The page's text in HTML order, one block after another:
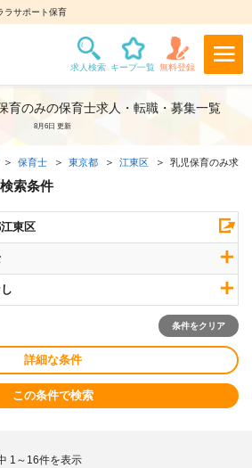
ラサポート保育
育のみの保育士求人・転職・募集一覧
8月6日 更新
保育士 東京都 江東区 乳児保育のみ求人
索条件
東区
条件をクリア
詳細な条件
この条件で検索
1～16件を表示